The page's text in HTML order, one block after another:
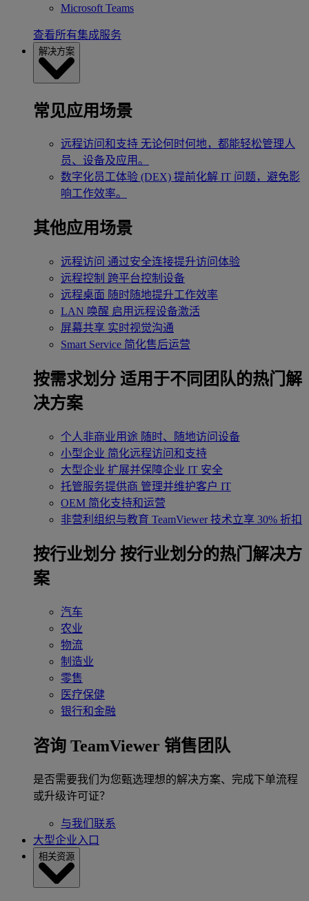
Microsoft Teams
查看所有集成服务
解决方案
常见应用场景
远程访问和支持 无论何时何地，都能轻松管理人
员、设备及应用。
数字化员工体验 (DEX) 提前化解 IT 问题，避免影
响工作效率。
其他应用场景
远程访问 通过安全连接提升访问体验
远程控制 跨平台控制设备
远程桌面 随时随地提升工作效率
LAN 唤醒 启用远程设备激活
屏幕共享 实时视觉沟通
Smart Service 简化售后运营
按需求划分 适用于不同团队的热门解
决方案
个人非商业用途 随时、随地访问设备
小型企业 简化远程访问和支持
大型企业 扩展并保障企业 IT 安全
托管服务提供商 管理并维护客户 IT
OEM 简化支持和运营
非营利组织与教育 TeamViewer 技术立享 30% 折扣
‌按行业划分 按行业划分的热门解决方
案
汽车
农业
物流
制造业
零售
医疗保健
银行和金融
咨询 TeamViewer 销售团队
是否需要我们为您甄选理想的解决方案、完成下单流程
或升级许可证？
与我们联系
大型企业入口
相关资源